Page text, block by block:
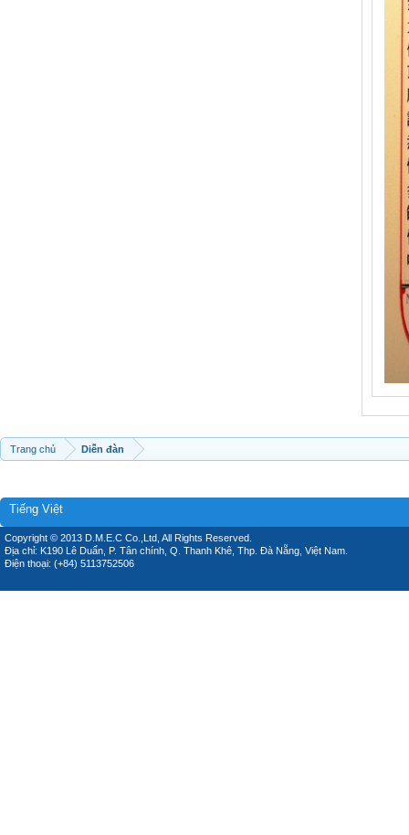
Trang chủ Diễn đàn
Tiếng Việt
Copyright © 2013 D.M.E.C Co.,Ltd, All Rights Reserved.
Địa chỉ: K190 Lê Duẩn, P. Tân chính, Q. Thanh Khê, Thp. Đà Nẵng, Việt Nam.
Điện thoại: (+84) 5113752506